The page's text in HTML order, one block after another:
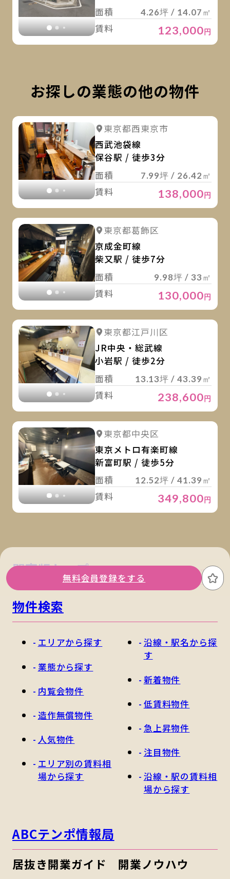
面積
4.26坪 / 14.07㎡
賃料 123,000円
お探しの業態の他の物件
詳細を見る
東京都西東京市
西武池袋線
保谷駅 / 徒歩3分
面積
7.99坪 / 26.42㎡
賃料 138,000円
詳細を見る
東京都葛飾区
京成金町線
柴又駅 / 徒歩7分
面積
9.98坪 / 33㎡
賃料 130,000円
詳細を見る
東京都江戸川区
JR中央・総武線
小岩駅 / 徒歩2分
面積
13.13坪 / 43.39㎡
賃料 238,600円
詳細を見る
東京都中央区
東京メトロ有楽町線
新富町駅 / 徒歩5分
面積
12.52坪 / 41.39㎡
賃料 349,800円
無料会員登録をする お
関東版トップ 関西版トップ
物件検索
エリアから探す
業態から探す
内覧会物件
造作無償物件
人気物件
エリア別の賃料相
場から探す
沿線・駅名から探
す
新着物件
低賃料物件
急上昇物件
注目物件
沿線・駅の賃料相
場から探す
ABCテンポ情報局
居抜き開業ガイド 開業ノウハウ